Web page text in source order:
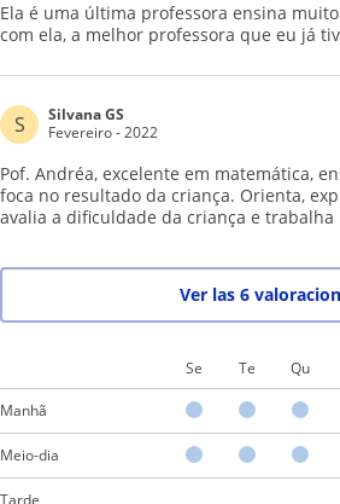
Ela é uma última professora ensina
com ela, a melhor professora que eu já
S
Silvana GS
Fevereiro - 2022
Pof. Andréa, excelente em matemática,
foca no resultado da criança. Orienta,
avalia a dificuldade da criança e trabalha
Ver las 6
Se Te Qu
Manhã
Meio-dia
Tarde